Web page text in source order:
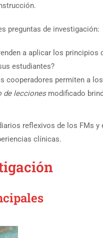
preguntas de investigación:
a aplicar los
estudiantes?
cooperadores permiten a
de leccionesmodificado
reflexivos de los FMs
clínicas.